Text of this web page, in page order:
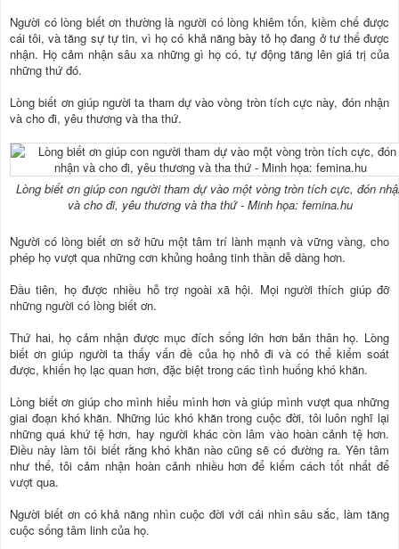
Người có lòng biết ơn thường là người có lòng khiêm tốn, kiềm chế được
cái tôi, và tăng sự tự tin, vì họ có khả năng bày tỏ họ đang ở tư thế được
nhận. Họ cảm nhận sâu xa những gì họ có, tự động tăng lên giá trị của
những thứ đó.
Lòng biết ơn giúp người ta tham dự vào vòng tròn tích cực này, đón nhận
và cho đi, yêu thương và tha thứ.
Lòng biết ơn giúp con người tham dự vào một vòng tròn tích cực, đón
và cho đi, yêu thương và tha thứ - Minh họa: femina.hu
Người có lòng biết ơn sở hữu một tâm trí lành mạnh và vững vàng, cho
phép họ vượt qua những cơn khủng hoảng tinh thần dễ dàng hơn.
Đầu tiên, họ được nhiều hỗ trợ ngoài xã hội. Mọi người thích giúp đỡ
những người có lòng biết ơn.
Thứ hai, họ cảm nhận được mục đích sống lớn hơn bản thân họ. Lòng
biết ơn giúp người ta thấy vấn đề của họ nhỏ đi và có thể kiểm soát
được, khiến họ lạc quan hơn, đặc biệt trong các tình huống khó khăn.
Lòng biết ơn giúp cho mình hiểu mình hơn và giúp mình vượt qua những
giai đoạn khó khăn. Những lúc khó khăn trong cuộc đời, tôi luôn nghĩ lại
những quá khứ tệ hơn, hay người khác còn lâm vào hoàn cảnh tệ hơn.
Điều này làm tôi biết rằng khó khăn nào cũng sẽ có đường ra. Yên tâm
như thế, tôi cảm nhận hoàn cảnh nhiều hơn để kiếm cách tốt nhất để
vượt qua.
Người biết ơn có khả năng nhìn cuộc đời với cái nhìn sâu sắc, làm tăng
cuộc sống tâm linh của họ.